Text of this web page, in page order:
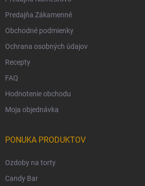
Predajňa Zákamenné
Obchodné podmienky
Ochrana osobných údajov
Recepty
FAQ
Hodnotenie obchodu
Moja objednávka
PONUKA PRODUKTOV
Ozdoby na torty
Candy Bar